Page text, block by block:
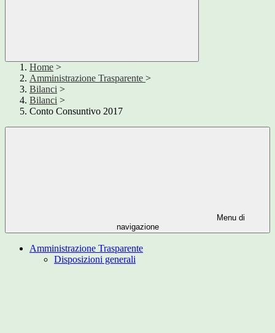
Home >
Amministrazione Trasparente >
Bilanci >
Bilanci >
Conto Consuntivo 2017
Menu di
navigazione
Amministrazione Trasparente
Disposizioni generali